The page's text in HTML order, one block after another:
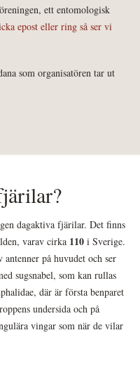
ett entomologisk
epost eller ring så ser vi
som organisatören tar ut
dagaktiva fjärilar. Det finns
varav cirka 110 i Sverige.
på huvudet och ser
sugsnabel, som kan rullas
där är första benparet
undersida och på
vingar som när de vilar